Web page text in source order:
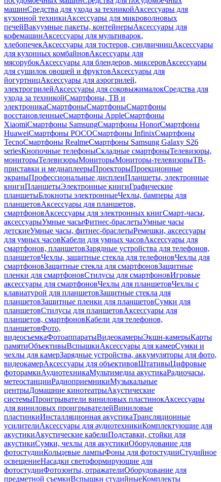
машинСредства для ухода за техникойАксессуары для
кухонной техникиАксессуары для микроволновых
печейВакуумные пакеты, контейнерыАксессуары для
кофемашинАксессуары для мультиварок,
хлебопечекАксессуары для тостеров, сэндвичницАксессуары
для кухонных комбайновАксессуары для
мясорубокАксессуары для блендеров, миксеровАксессуары
для сушилок овощей и фруктовАксессуары для
йогуртницАксессуары для аэрогрилей,
электрогрилейАксессуары для соковыжималокСредства для
ухода за техникойСмартфоны, ТВ и
электроникаСмартфоныСмартфоныСмартфоны
восстановленныеСмартфоны AppleСмартфоны
XiaomiСмартфоны SamsungСмартфоны HonorСмартфоны
HuaweiСмартфоны POCOСмартфоны InfinixСмартфоны
TecnoСмартфоны RealmeСмартфоны Samsung Galaxy S26
seriesКнопочные телефоныСкладные смартфоныТелевизоры,
мониторыТелевизорыМониторыМониторы-телевизорыТВ-
приставки и медиаплеерыПроекторыПроекционные
экраныПрофессиональные дисплеиПланшеты, электронные
книгиПланшетыЭлектронные книгиГрафические
планшетыБлокноты электронныеЧехлы, бамперы для
планшетовАксессуары для планшетов,
смартфоновАксессуары для электронных книгСмарт-часы,
аксессуарыУмные часыФитнес-браслетыУмные часы
детскиеУмные часы, фитнес-браслетыРемешки, аксессуары
для умных часовКабели для умных часовАксессуары для
смартфонов, планшетовЗарядные устройства для телефонов,
планшетовЧехлы, защитные стекла для телефоновЧехлы для
смартфоновЗащитные стекла для смартфоновЗащитные
пленки для смартфоновСтилусы для смартфоновИгровые
аксессуары для смартфоновЧехлы для планшетовЧехлы с
клавиатурой для планшетовЗащитные стекла для
планшетовЗащитные пленки для планшетовСумки для
планшетовСтилусы для планшетовАксессуары для
планшетов, смартфоновКабели для телефонов,
планшетовФото,
видеосъемкаФотоаппаратыВидеокамерыЭкшн-камерыКарты
памятиОбъективыВспышкиАксессуары для камерСумки и
чехлы для камерЗарядные устройства, аккумуляторы для фото,
видеокамерАксессуары для объективовШтативыЦифровые
фоторамкиАудиотехникаМультимедиа акустикаРадиочасы,
метеостанцииРадиоприемникиМузыкальные
центрыДомашние кинотеатрыАкустические
системыПроигрыватели виниловых пластинокАксессуары
для виниловых проигрывателейВиниловые
пластинкиИнсталляционная акустикаТрансляционные
усилителиАксессуары для аудиотехникиКомплектующие для
акустикиАкустические кабелиПодставки, стойки для
акустикиСумки, чехлы для акустикиОборудование для
фотостудииКольцевые лампыФоны для фотостудииСтудийное
освещениеНасадки светоформирующие для
фотостудииФотозонты, отражателиОборудование для
предметной съемкиВспышки студийныеКомплекты